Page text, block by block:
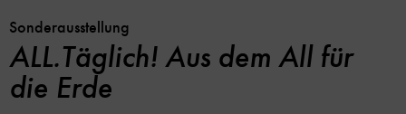
Sonderausstellung
ALL.Täglich! Aus dem All für
die Erde